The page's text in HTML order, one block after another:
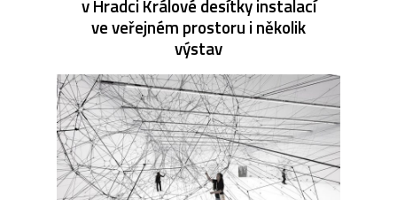
v Hradci Králové desítky instalací
ve veřejném prostoru i několik
výstav